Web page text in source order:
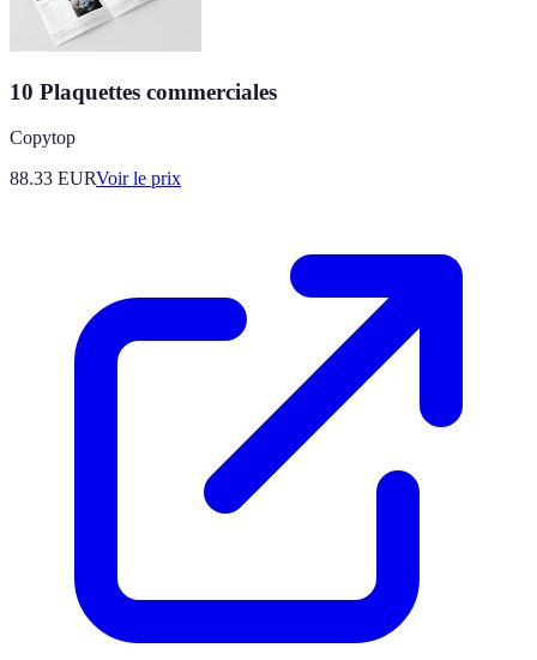
10 Plaquettes commerciales
Copytop
88.33 EURVoir le prix